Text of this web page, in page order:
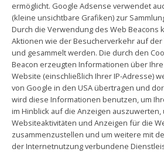
ermöglicht. Google Adsense verwendet
(kleine unsichtbare Grafiken) zur
Durch die Verwendung des Web Beacons
Aktionen wie der Besucherverkehr auf
und gesammelt werden. Die durch den
Beacon erzeugten Informationen über
Website (einschließlich Ihrer IP-Adresse)
von Google in den USA übertragen und
wird diese Informationen benutzen, um
im Hinblick auf die Anzeigen
Websiteaktivitäten und Anzeigen für die
zusammenzustellen und um weitere mit
der Internetnutzung verbundene